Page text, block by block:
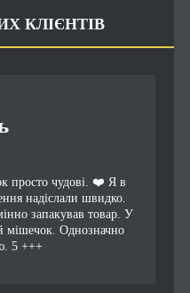
КЛІЄНТІВ
просто чудові. ❤️ Я в
надіслали швидко.
запакував товар. У
мішечок. Однозначно
5 +++